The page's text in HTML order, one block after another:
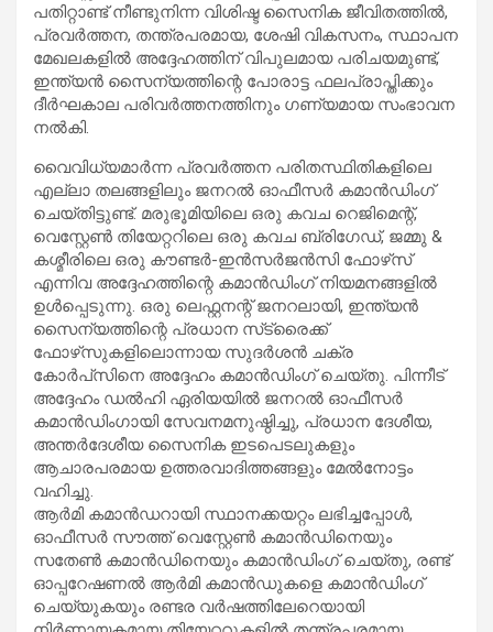
പതിറ്റാണ്ട് നീണ്ടുനിന്ന വിശിഷ്ട സൈനിക ജീവിതത്തിൽ,
പ്രവർത്തന, തന്ത്രപരമായ, ശേഷി വികസനം, സ്ഥാപന
മേഖലകളിൽ അദ്ദേഹത്തിന് വിപുലമായ പരിചയമുണ്ട്,
ഇന്ത്യൻ സൈന്യത്തിന്റെ പോരാട്ട ഫലപ്രാപ്തിക്കും
ദീർഘകാല പരിവർത്തനത്തിനും ഗണ്യമായ സംഭാവന
നൽകി.
വൈവിധ്യമാർന്ന പ്രവർത്തന പരിതസ്ഥിതികളിലെ
എല്ലാ തലങ്ങളിലും ജനറൽ ഓഫീസർ കമാൻഡിംഗ്
ചെയ്തിട്ടുണ്ട്. മരുഭൂമിയിലെ ഒരു കവച റെജിമെന്റ്,
വെസ്റ്റേൺ തിയേറ്ററിലെ ഒരു കവച ബ്രിഗേഡ്, ജമ്മു &
കശ്മീരിലെ ഒരു കൗണ്ടർ-ഇൻസർജൻസി ഫോഴ്‌സ്
എന്നിവ അദ്ദേഹത്തിന്റെ കമാൻഡിംഗ് നിയമനങ്ങളിൽ
ഉൾപ്പെടുന്നു. ഒരു ലെഫ്റ്റനന്റ് ജനറലായി, ഇന്ത്യൻ
സൈന്യത്തിന്റെ പ്രധാന സ്‌ട്രൈക്ക്
ഫോഴ്‌സുകളിലൊന്നായ സുദർശൻ ചക്ര
കോർപ്‌സിനെ അദ്ദേഹം കമാൻഡിംഗ് ചെയ്തു. പിന്നീട്
അദ്ദേഹം ഡൽഹി ഏരിയയിൽ ജനറൽ ഓഫീസർ
കമാൻഡിംഗായി സേവനമനുഷ്ഠിച്ചു, പ്രധാന ദേശീയ,
അന്തർദേശീയ സൈനിക ഇടപെടലുകളും
ആചാരപരമായ ഉത്തരവാദിത്തങ്ങളും മേൽനോട്ടം
വഹിച്ചു.
ആർമി കമാൻഡറായി സ്ഥാനക്കയറ്റം ലഭിച്ചപ്പോൾ,
ഓഫീസർ സൗത്ത് വെസ്റ്റേൺ കമാൻഡിനെയും
സതേൺ കമാൻഡിനെയും കമാൻഡിംഗ് ചെയ്തു, രണ്ട്
ഓപ്പറേഷണൽ ആർമി കമാൻഡുകളെ കമാൻഡിംഗ്
ചെയ്യുകയും രണ്ടര വർഷത്തിലേറെയായി